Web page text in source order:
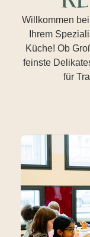
Willkommen
Ihrem
Küche! Ob
feinste
für